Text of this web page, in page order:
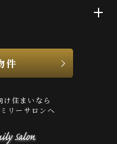
件
住まいなら
リーサロンへ